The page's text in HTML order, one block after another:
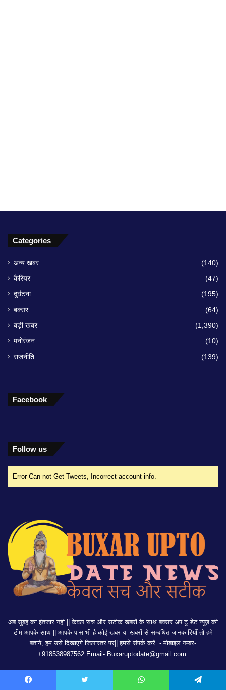
Categories
अन्य खबर (140)
कैरियर (47)
दुर्घटना (195)
बक्सर (64)
बड़ी खबर (1,390)
मनोरंजन (10)
राजनीति (139)
Facebook
Follow us
Error Can not Get Tweets, Incorrect account info.
अब सुबह का इंतजार नही || केवल सच और सटीक खबरों के साथ बक्सर अप टू डेट न्यूज़ की
टीम आपके साथ || आपके पास भी है कोई खबर या खबरों से सम्बधित जानकारियाँ तो हमे
बताये, हम उसे दिखाएगे जिलास्तर पर|| हमसे संपर्क करें :- मोबाइल नम्बर-
+918538987562 Email- Buxaruptodate@gmail.com: